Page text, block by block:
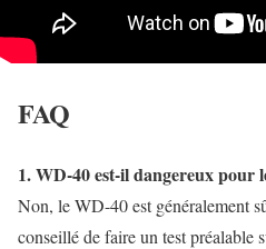
FAQ
1. WD-40 est-il dangereux pour
Non, le WD-40 est généralement
conseillé de faire un test préalable